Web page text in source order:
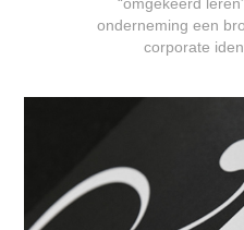
onderneming een
corporate